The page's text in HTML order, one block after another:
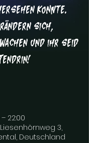
konnte.
sich,
und ihr seid
22:00
3,
Deutschland